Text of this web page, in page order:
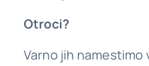
Otroci?
Varno jih namestimo